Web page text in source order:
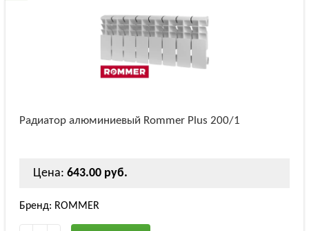
Радиатор алюминиевый Rommer Plus 200/1
Цена: 643.00 руб.
Бренд: ROMMER